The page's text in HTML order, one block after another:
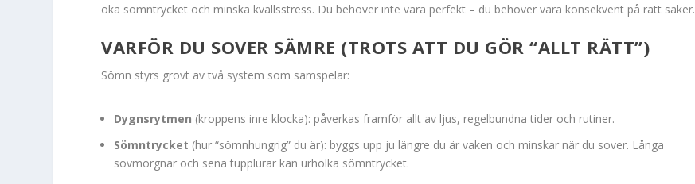
öka sömntrycket och minska kvällsstress. Du behöver inte vara perfekt – du behöver vara konsekvent på rätt saker.
VARFÖR DU SOVER SÄMRE (TROTS ATT DU GÖR “ALLT RÄTT”)
Sömn styrs grovt av två system som samspelar:
Dygnsrytmen (kroppens inre klocka): påverkas framför allt av ljus, regelbundna tider och rutiner.
Sömntrycket (hur “sömnhungrig” du är): byggs upp ju längre du är vaken och minskar när du sover. Långa
sovmorgnar och sena tupplurar kan urholka sömntrycket.